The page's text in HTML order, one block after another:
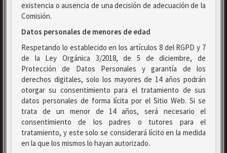
existencia o ausencia de una decisión de adecuación de la
Comisión.
Datos personales de menores de edad
Respetando lo establecido en los artículos 8 del RGPD y 7
de la Ley Orgánica 3/2018, de 5 de diciembre, de
Protección de Datos Personales y garantía de los
derechos digitales, solo los mayores de 14 años podrán
otorgar su consentimiento para el tratamiento de sus
datos personales de forma lícita por el Sitio Web. Si se
trata de un menor de 14 años, será necesario el
consentimiento de los padres o tutores para el
tratamiento, y este solo se considerará lícito en la medida
en la que los mismos lo hayan autorizado.